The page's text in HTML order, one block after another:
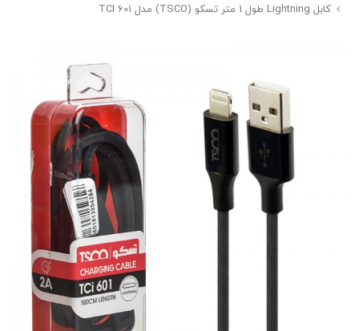
کابل Lightning طول 1 متر تسکو (TSCO) مدل TCI 601